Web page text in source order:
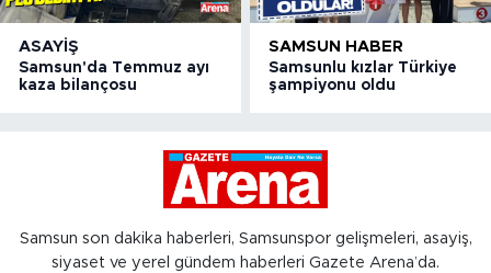
ASAYIŞ
Samsun'da Temmuz ayı
kaza bilançosu
SAMSUN HABER
Samsunlu kızlar Türkiye
şampiyonu oldu
Samsun son dakika haberleri, Samsunspor gelişmeleri, asayiş,
siyaset ve yerel gündem haberleri Gazete Arena’da.